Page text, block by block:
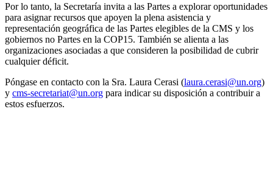
Por lo tanto, la Secretaría invita a las Partes a explorar oportunidades
para asignar recursos que apoyen la plena asistencia y
representación geográfica de las Partes elegibles de la CMS y los
gobiernos no Partes en la COP15. También se alienta a las
organizaciones asociadas a que consideren la posibilidad de cubrir
cualquier déficit.
Póngase en contacto con la Sra. Laura Cerasi (laura.cerasi@un.org)
y cms-secretariat@un.org para indicar su disposición a contribuir a
estos esfuerzos.